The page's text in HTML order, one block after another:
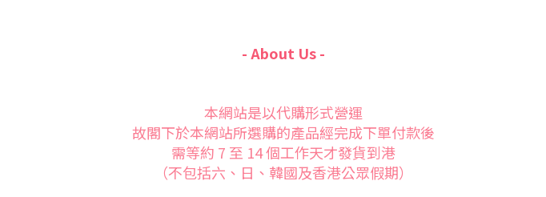
- About Us -
本網站是以代購形式營運
故閣下於本網站所選購的產品經完成下單付款後
需等約 7 至 14 個工作天才發貨到港
（不包括六、日、韓國及香港公眾假期）